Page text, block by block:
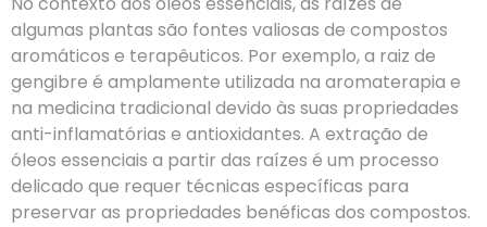
algumas plantas são fontes valiosas de compostos
aromáticos e terapêuticos. Por exemplo, a raiz de
gengibre é amplamente utilizada na aromaterapia e
na medicina tradicional devido às suas propriedades
anti-inflamatórias e antioxidantes. A extração de
óleos essenciais a partir das raízes é um processo
delicado que requer técnicas específicas para
preservar as propriedades benéficas dos compostos.